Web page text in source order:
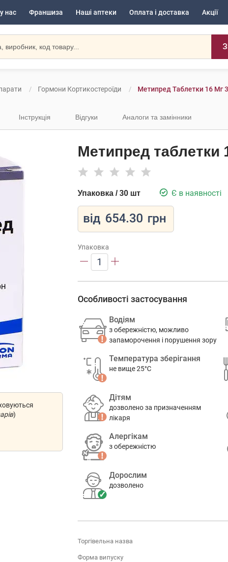
нас Франшиза Наші аптеки Оплата і доставка Акції
Гормони Кортикостероїди Метипред Таблетки 16 Мг
Інструкція Відгуки Аналоги та замінники
)
Метипред таблетки
Упаковка / 30 шт Є в наявності
від 654.30 грн
Упаковка
1
Особливості застосування
Водіям
з обережністю, можливо
запаморочення і порушення зору
Температура зберігання
не вище 25°C
Дітям
дозволено за призначенням
лікаря
Алергікам
з обережністю
Дорослим
дозволено
Торгівельна назва
Форма випуску